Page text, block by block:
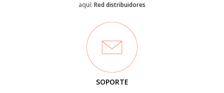
aquí: Red distribuidores
SOPORTE